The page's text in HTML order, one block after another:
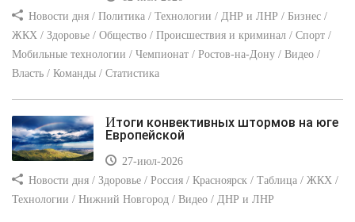
Новости дня / Политика / Технологии / ДНР и ЛНР / Бизнес /
ЖКХ / Здоровье / Общество / Происшествия и криминал / Спорт /
Мобильные технологии / Чемпионат / Ростов-на-Дону / Видео /
Власть / Команды / Статистика
Итоги конвективных штормов на юге
Европейской
27-июл-2026
Новости дня / Здоровье / Россия / Красноярск / Таблица / ЖКХ /
Технологии / Нижний Новгород / Видео / ДНР и ЛНР